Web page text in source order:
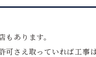
あります。
さえ取っていれば工事